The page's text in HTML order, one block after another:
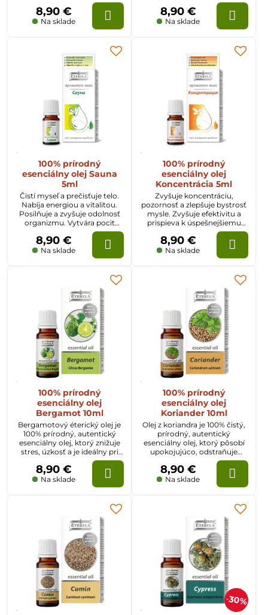
nahromadených starostí a
únavy. Poskytuje ľahký,
zdravý, pokojný spánok v
Na sklade
8,90 €
napätie a únavu a upokojuje.
Obnovuje harmóniu v tele a
mysli.
Na sklade
8,90 €
100% prírodný
esenciálny olej Sauna
5ml
Čistí myseľ a prečisťuje telo.
Nabíja energiou a vitalitou.
Posilňuje a zvyšuje odolnosť
organizmu. Vytvára pocit
ľahkosti, sviežosti a pohodlia.
Na sklade
8,90 €
100% prírodný
esenciálny olej
Koncentrácia 5ml
Zvyšuje koncentráciu,
pozornosť a zlepšuje bystrosť
mysle. Zvyšuje efektivitu a
prispieva k úspešnejšiemu
procesu učenia. Pomáha pri
psychickom a emocionálnom
strese.
Na sklade
8,90 €
100% prírodný
esenciálny olej
Bergamot 10ml
Bergamotový éterický olej je
100% prírodný, autentický
esenciálny olej, ktorý znižuje
stres, úzkosť a je ideálny pri
starostlivosti o mastnú pleť so
sklonom k ​​akné. Zabraňuje
poteniu a dezodoruje.
Na sklade
8,90 €
100% prírodný
esenciálny olej
Koriander 10ml
Olej z koriandra je 100% čistý,
prírodný, autentický
esenciálny olej, ktorý pôsobí
upokojujúco, odstraňuje
únavu, nespavosť a depresiu.
Má vlastnosti afrodiziaka.
Zlepšuje chuť do jedla a
činnosť tráviaceho systému.
Na sklade
8,90 €
30%